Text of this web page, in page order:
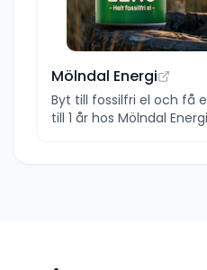
Mölndal Energi
Byt till fossilfri el och få
till 1 år hos Mölndal